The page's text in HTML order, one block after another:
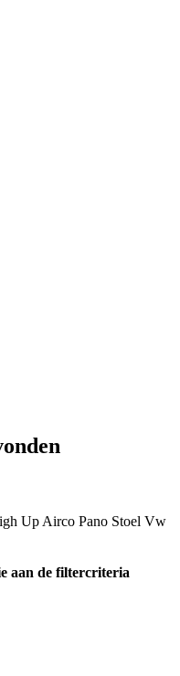
Up Airco Pano Stoel Vw
aan de filtercriteria